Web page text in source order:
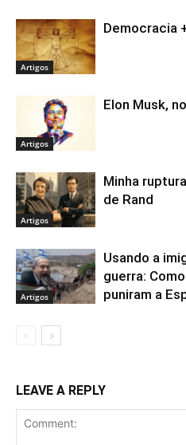
Artigos
Democracia
Artigos
Elon Musk,
Artigos
Minha
de Rand
Artigos
Usando a
guerra:
puniram a
LEAVE A REPLY